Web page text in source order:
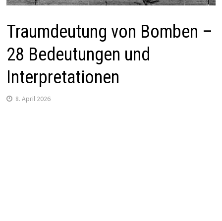
Traumdeutung von Bomben –
28 Bedeutungen und
Interpretationen
8. April 2026